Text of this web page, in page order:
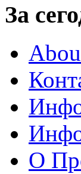
За
О